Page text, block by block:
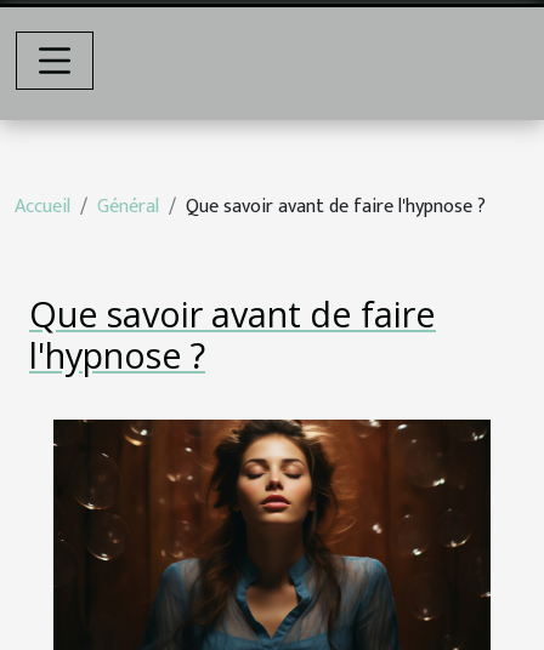
Accueil Général Que savoir avant de faire l'hypnose ?
Que savoir avant de faire
l'hypnose ?